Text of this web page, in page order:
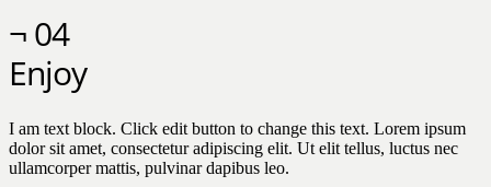
¬ 04
Enjoy
I am text block. Click edit button to change this text. Lorem ipsum
dolor sit amet, consectetur adipiscing elit. Ut elit tellus, luctus nec
ullamcorper mattis, pulvinar dapibus leo.